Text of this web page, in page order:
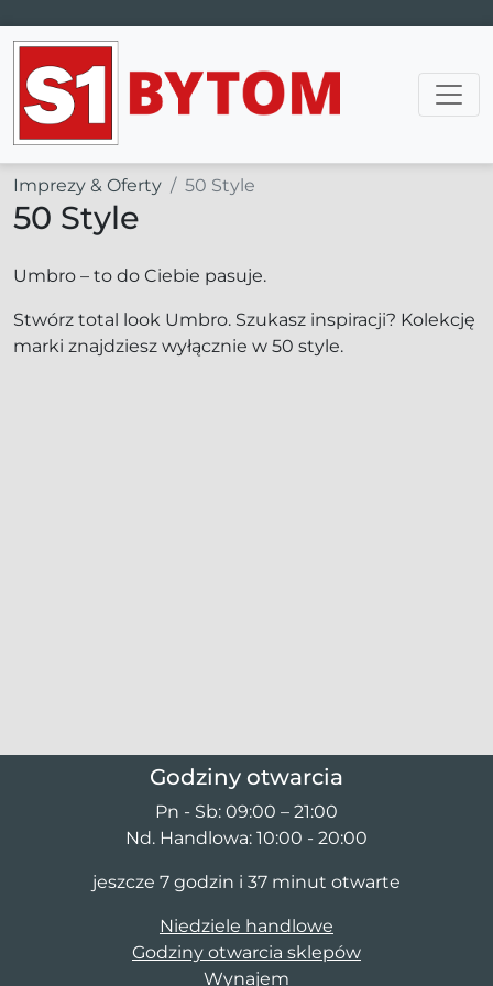
Main Navigation
Imprezy & Oferty 50 Style
50 Style
Umbro – to do Ciebie pasuje.
Stwórz total look Umbro. Szukasz inspiracji? Kolekcję
marki znajdziesz wyłącznie w 50 style.
Godziny otwarcia
Pn - Sb: 09:00 – 21:00
Nd. Handlowa: 10:00 - 20:00
jeszcze 7 godzin i 37 minut otwarte
Niedziele handlowe
Godziny otwarcia sklepów
Wynajem